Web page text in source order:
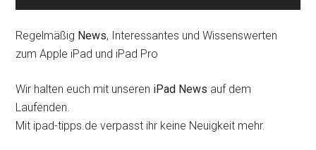
Regelmäßig News, Interessantes und Wissenswerten
zum Apple iPad und iPad Pro
Wir halten euch mit unseren iPad News auf dem
Laufenden.
Mit ipad-tipps.de verpasst ihr keine Neuigkeit mehr.